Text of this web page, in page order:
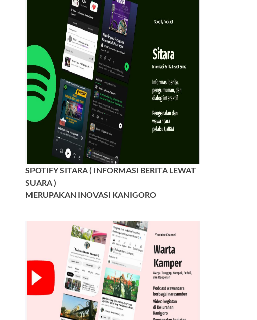
SPOTIFY SITARA ( INFORMASI BERITA LEWAT
SUARA )
MERUPAKAN INOVASI KANIGORO